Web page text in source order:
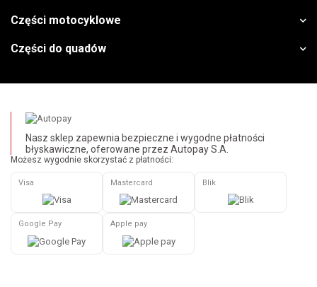
Części motocyklowe
Części do quadów
Nasz sklep zapewnia bezpieczne i wygodne płatności
błyskawiczne, oferowane przez Autopay S.A.
Możesz wygodnie skorzystać z płatności:
Visa Mastercard Blik
Google Pay Apple pay